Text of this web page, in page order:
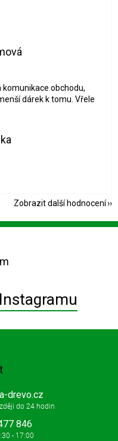
z 5 hvězdiček.
komunikace obchodu,
dárek k tomu. Vřele
z 5 hvězdiček.
Zobrazit další hodnocení
drevo.cz
846